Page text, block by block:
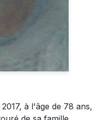
à l'âge de 78 ans,